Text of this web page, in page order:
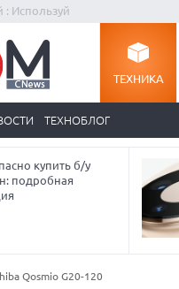
: Используй
ТЕХНИКА
ТЕХНОБЛОГ
купить б/у
подробная
Qosmio G20-120